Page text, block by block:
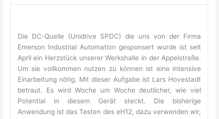
Die DC-Quelle (Unidrive SPDC) die uns von der Firma
Emerson Industrial Automation gesponsert wurde ist seit
April ein Herzstück unserer Werkshalle in der Appelstraße.
Um sie vollkommen nutzen zu können ist eine intensive
Einarbeitung nötig. Mit dieser Aufgabe ist Lars Hovestadt
betraut. Es wird Woche um Woche deutlicher, wie viel
Potential in diesem Gerät steckt. Die bisherige
Anwendung ist das Testen des eH12, dazu verwenden wir,